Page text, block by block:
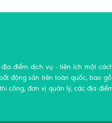
điểm dịch vụ - tiện ích một
động sản trên toàn quốc, bao
công, đơn vị quản lý, các địa